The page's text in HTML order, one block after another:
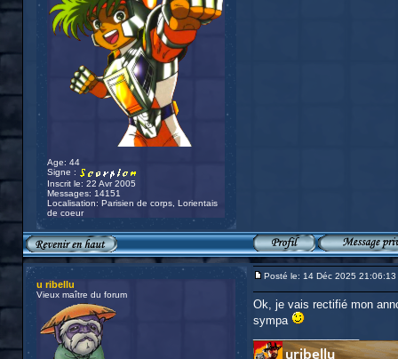
Age: 44
Signe :
Inscrit le: 22 Avr 2005
Messages: 14151
Localisation: Parisien de corps, Lorientais
de coeur
u ribellu
Vieux maître du forum
Posté le: 14 Déc 2025 21:06:13
Ok, je vais rectifié mon
sympa